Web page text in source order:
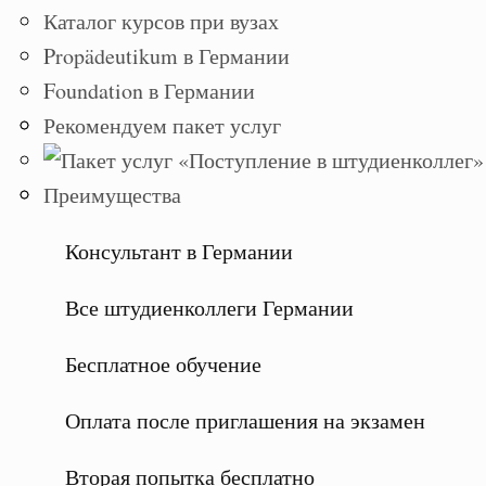
Каталог курсов при вузах
Propädeutikum в Германии
Foundation в Германии
Рекомендуем пакет услуг
Преимущества
Консультант в Германии
Все штудиенколлеги Германии
Бесплатное обучение
Оплата после приглашения на экзамен
Вторая попытка бесплатно